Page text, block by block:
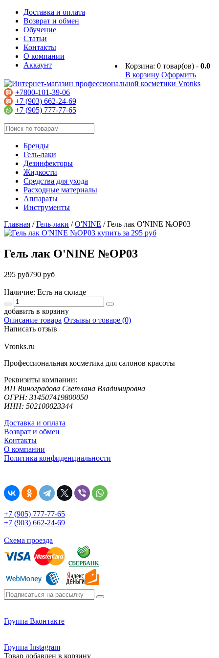
Доставка и оплата
Возврат и обмен
Обучение
Статьи
Контакты
О компании
Корзина: 0 товар(ов) - 0.0
В корзину Оформить
Аккаунт
+7800-101-39-06
+7 (903) 662-24-69
+7 (905) 777-77-65
Бренды
Гель-лаки
Дезинфекторы
Жидкости
Средства для ухода
Расходные материалы
Аппараты
Инструменты
Главная /Гель-лаки /O'NINE /Гель лак O'NINE №OP03
Гель лак O'NINE №OP03
295 руб790 руб
Наличие: Есть на складе
добавить в корзину
Описание товара Отзывы о товаре (0)
Написать отзыв
Vronks.ru
Профессиональная косметика для салонов красоты
Реквизиты компании:
ИП Виноградова Светлана Владимировна
ОГРН: 314507419800050
ИНН: 502100023344
Доставка и оплата
Возврат и обмен
Контакты
О компании
Политика конфиденциальности
+7 (905) 777-77-65
+7 (903) 662-24-69
Схема проезда
Группа Вконтакте
Группа Instagram
Товар добавлен в корзину